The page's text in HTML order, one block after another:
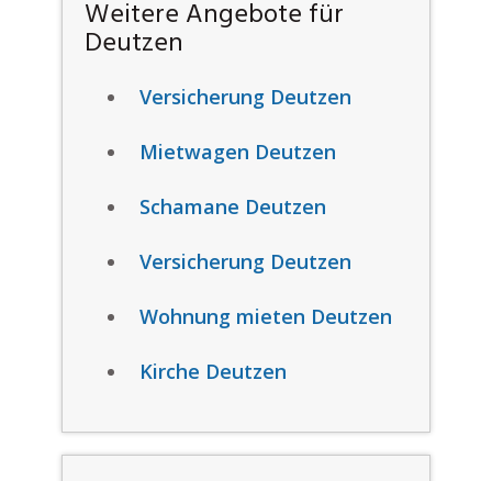
Weitere Angebote für
Deutzen
Versicherung Deutzen
Mietwagen Deutzen
Schamane Deutzen
Versicherung Deutzen
Wohnung mieten Deutzen
Kirche Deutzen